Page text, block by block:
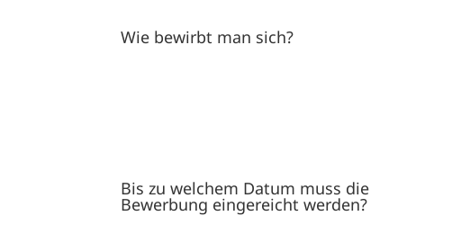
Wie bewirbt man sich?
Bis zu welchem Datum muss die
Bewerbung eingereicht werden?